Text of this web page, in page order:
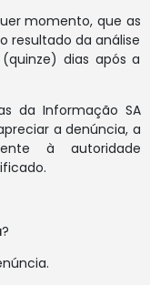
momento, que as
resultado da análise
dias após a
da Informação SA
a denúncia, a
à autoridade
?